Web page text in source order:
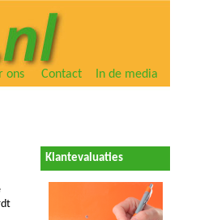
ons Contact In de media
Klantevaluaties